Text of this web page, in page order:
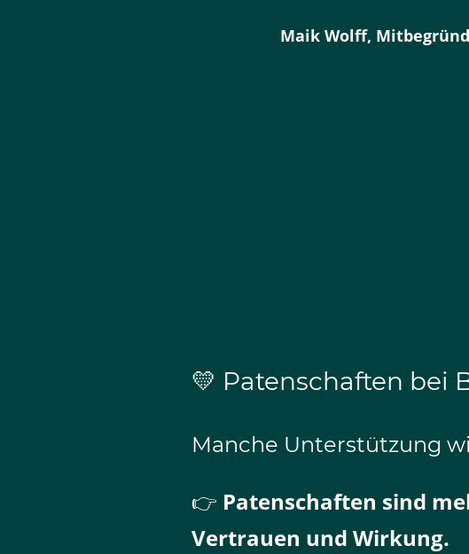
Maik Wolff,
💛 Patenschaften bei
Manche Unterstützung
👉 Patenschaften sind
Vertrauen und Wirkung.